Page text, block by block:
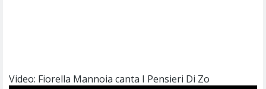
Video: Fiorella Mannoia canta I Pensieri Di Zo